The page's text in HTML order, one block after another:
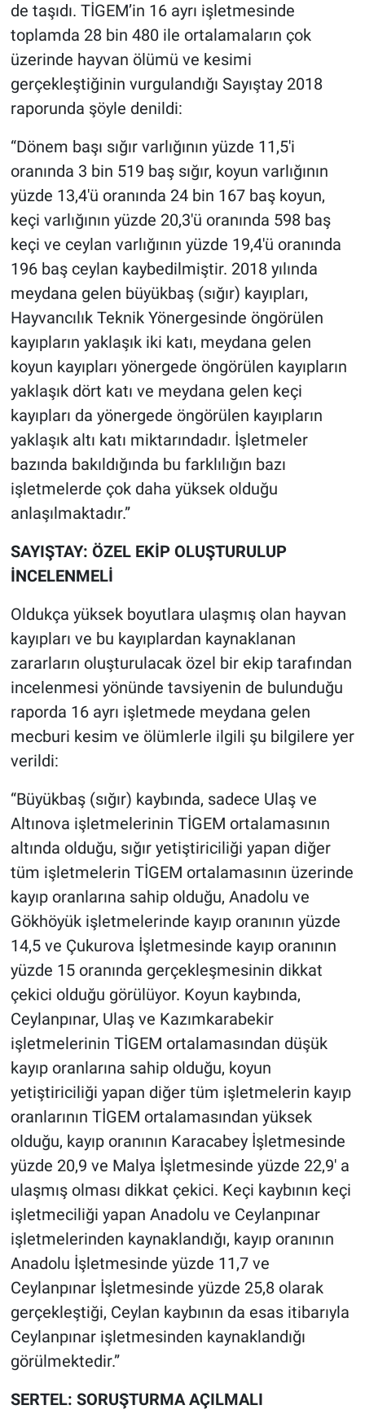
de taşıdı. TİGEM’in 16 ayrı işletmesinde
toplamda 28 bin 480 ile ortalamaların çok
üzerinde hayvan ölümü ve kesimi
gerçekleştiğinin vurgulandığı Sayıştay 2018
raporunda şöyle denildi:
“Dönem başı sığır varlığının yüzde 11,5'i
oranında 3 bin 519 baş sığır, koyun varlığının
yüzde 13,4'ü oranında 24 bin 167 baş koyun,
keçi varlığının yüzde 20,3'ü oranında 598 baş
keçi ve ceylan varlığının yüzde 19,4'ü oranında
196 baş ceylan kaybedilmiştir. 2018 yılında
meydana gelen büyükbaş (sığır) kayıpları,
Hayvancılık Teknik Yönergesinde öngörülen
kayıpların yaklaşık iki katı, meydana gelen
koyun kayıpları yönergede öngörülen kayıpların
yaklaşık dört katı ve meydana gelen keçi
kayıpları da yönergede öngörülen kayıpların
yaklaşık altı katı miktarındadır. İşletmeler
bazında bakıldığında bu farklılığın bazı
işletmelerde çok daha yüksek olduğu
anlaşılmaktadır.”
SAYIŞTAY: ÖZEL EKİP OLUŞTURULUP
İNCELENMELİ
Oldukça yüksek boyutlara ulaşmış olan hayvan
kayıpları ve bu kayıplardan kaynaklanan
zararların oluşturulacak özel bir ekip tarafından
incelenmesi yönünde tavsiyenin de bulunduğu
raporda 16 ayrı işletmede meydana gelen
mecburi kesim ve ölümlerle ilgili şu bilgilere yer
verildi:
“Büyükbaş (sığır) kaybında, sadece Ulaş ve
Altınova işletmelerinin TİGEM ortalamasının
altında olduğu, sığır yetiştiriciliği yapan diğer
tüm işletmelerin TİGEM ortalamasının üzerinde
kayıp oranlarına sahip olduğu, Anadolu ve
Gökhöyük işletmelerinde kayıp oranının yüzde
14,5 ve Çukurova İşletmesinde kayıp oranının
yüzde 15 oranında gerçekleşmesinin dikkat
çekici olduğu görülüyor. Koyun kaybında,
Ceylanpınar, Ulaş ve Kazımkarabekir
işletmelerinin TİGEM ortalamasından düşük
kayıp oranlarına sahip olduğu, koyun
yetiştiriciliği yapan diğer tüm işletmelerin kayıp
oranlarının TİGEM ortalamasından yüksek
olduğu, kayıp oranının Karacabey İşletmesinde
yüzde 20,9 ve Malya İşletmesinde yüzde 22,9' a
ulaşmış olması dikkat çekici. Keçi kaybının keçi
işletmeciliği yapan Anadolu ve Ceylanpınar
işletmelerinden kaynaklandığı, kayıp oranının
Anadolu İşletmesinde yüzde 11,7 ve
Ceylanpınar İşletmesinde yüzde 25,8 olarak
gerçekleştiği, Ceylan kaybının da esas itibarıyla
Ceylanpınar işletmesinden kaynaklandığı
görülmektedir.”
SERTEL: SORUŞTURMA AÇILMALI